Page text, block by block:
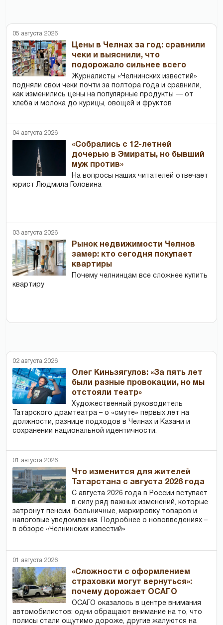
05 августа 2026
Цены в Челнах за год: сравнили
чеки и выяснили, что
подорожало сильнее всего
Журналисты «Челнинских известий»
подняли свои чеки почти за полтора года и сравнили,
как изменились цены на популярные продукты — от
хлеба и молока до курицы, овощей и фруктов
04 августа 2026
«Собрались с 12-летней
дочерью в Эмираты, но бывший
муж против»
На вопросы наших читателей отвечает
юрист Людмила Головина
03 августа 2026
Рынок недвижимости Челнов
замер: кто сегодня покупает
квартиры
Почему челнинцам все сложнее купить
квартиру
02 августа 2026
Олег Киньзягулов: «За пять лет
были разные провокации, но мы
отстояли театр»
Художественный руководитель
Татарского драмтеатра – о «смуте» первых лет на
должности, разнице подходов в Челнах и Казани и
сохранении национальной идентичности.
01 августа 2026
Что изменится для жителей
Татарстана с августа 2026 года
С августа 2026 года в России вступает
в силу ряд важных изменений, которые
затронут пенсии, больничные, маркировку товаров и
налоговые уведомления. Подробнее о нововведениях –
в обзоре «Челнинских известий»
01 августа 2026
«Сложности с оформлением
страховки могут вернуться»:
почему дорожает ОСАГО
ОСАГО оказалось в центре внимания
автомобилистов: одни обращают внимание на то, что
полисы стали ощутимо дороже, другие жалуются на